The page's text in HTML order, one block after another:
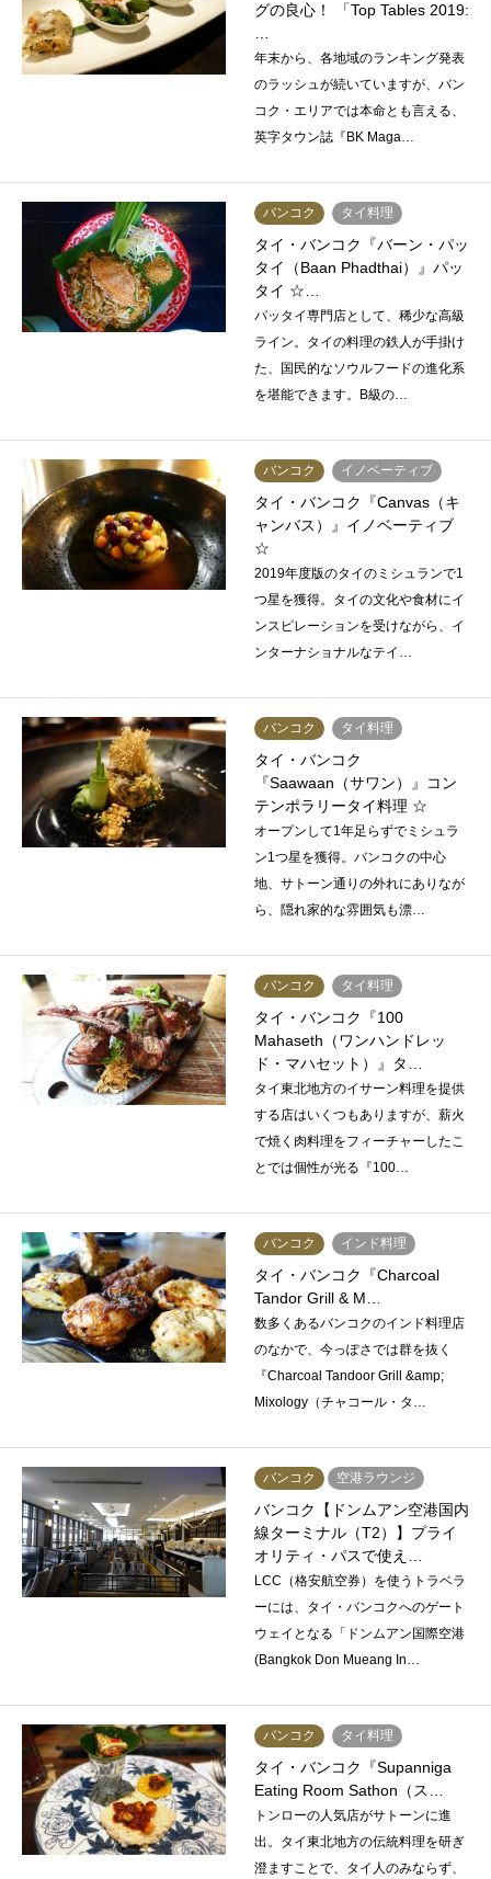
グの良心！ 「Top Tables 2019:
…
年末から、各地域のランキング発表
のラッシュが続いていますが、バン
コク・エリアでは本命とも言える、
英字タウン誌『BK Maga…
バンコク タイ料理
タイ・バンコク『バーン・パッ
タイ（Baan Phadthai）』パッ
タイ ☆…
パッタイ専門店として、稀少な高級
ライン。タイの料理の鉄人が手掛け
た、国民的なソウルフードの進化系
を堪能できます。B級の…
バンコク イノベーティブ
タイ・バンコク『Canvas（キ
ャンバス）』イノベーティブ
☆
2019年度版のタイのミシュランで1
つ星を獲得。タイの文化や食材にイ
ンスピレーションを受けながら、イ
ンターナショナルなテイ…
バンコク タイ料理
タイ・バンコク
『Saawaan（サワン）』コン
テンポラリータイ料理 ☆
オープンして1年足らずでミシュラ
ン1つ星を獲得。バンコクの中心
地、サトーン通りの外れにありなが
ら、隠れ家的な雰囲気も漂…
バンコク タイ料理
タイ・バンコク『100
Mahaseth（ワンハンドレッ
ド・マハセット）』タ…
タイ東北地方のイサーン料理を提供
する店はいくつもありますが、薪火
で焼く肉料理をフィーチャーしたこ
とでは個性が光る『100…
バンコク インド料理
タイ・バンコク『Charcoal
Tandor Grill & M…
数多くあるバンコクのインド料理店
のなかで、今っぽさでは群を抜く
『Charcoal Tandoor Grill &amp;
Mixology（チャコール・タ…
バンコク 空港ラウンジ
バンコク【ドンムアン空港国内
線ターミナル（T2）】プライ
オリティ・パスで使え…
LCC（格安航空券）を使うトラベラ
ーには、タイ・バンコクへのゲート
ウェイとなる「ドンムアン国際空港
(Bangkok Don Mueang In…
バンコク タイ料理
タイ・バンコク『Supanniga
Eating Room Sathon（ス…
トンローの人気店がサトーンに進
出。タイ東北地方の伝統料理を研ぎ
澄ますことで、タイ人のみならず、